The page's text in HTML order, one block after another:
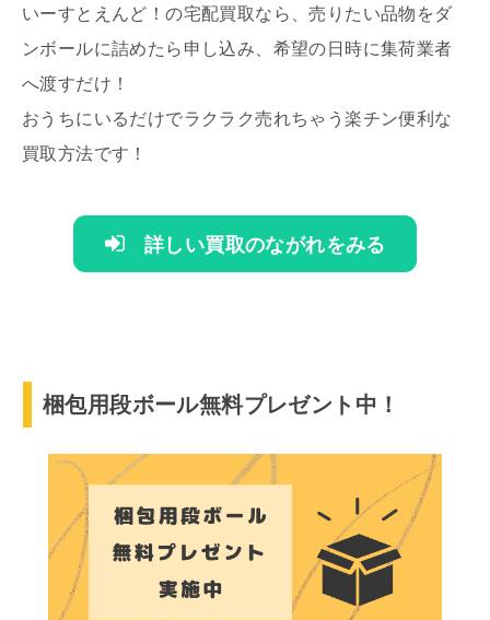
いーすとえんど！の宅配買取なら、売りたい品物をダ
ンボールに詰めたら申し込み、希望の日時に集荷業者
へ渡すだけ！
おうちにいるだけでラクラク売れちゃう楽チン便利な
買取方法です！
詳しい買取のながれをみる
梱包用段ボール無料プレゼント中！